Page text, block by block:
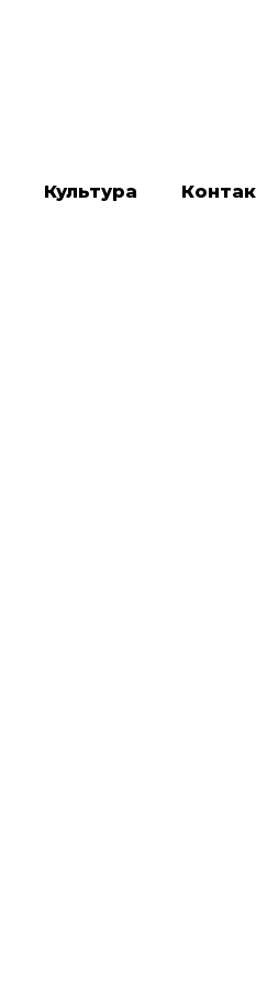
Культура